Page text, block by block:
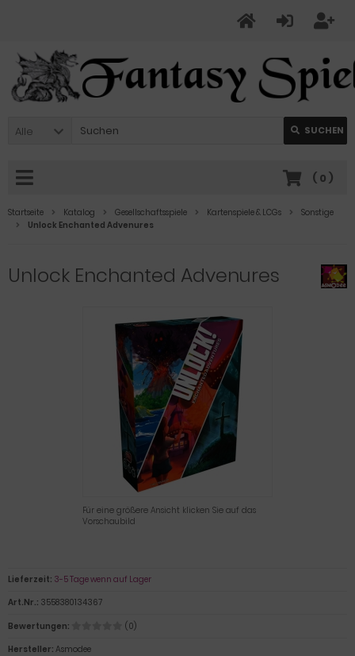
Alle SUCHEN
( 0 )
Startseite Katalog Gesellschaftsspiele Kartenspiele & LCGs
Sonstige
Unlock Enchanted Advenures
Unlock Enchanted Advenures
Für eine größere Ansicht klicken Sie auf das
Vorschaubild
Lieferzeit: 3-5 Tage wenn auf Lager
Art.Nr.: 3558380134367
Bewertungen:
(0)
Hersteller: Asmodee